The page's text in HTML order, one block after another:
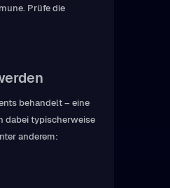
Prüfe die
behandelt – eine
dabei typischerweise
anderem: